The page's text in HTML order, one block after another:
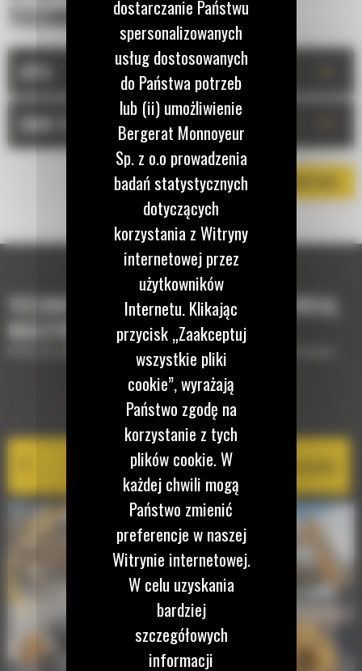
TECHNICZNA
DANE TECHNICZNE
POBIERZ BROSZURĘ
TECHNOLOGIE, KTÓRE UZUPEŁNIĄ TWOJĄ
MASZYNĘ
Krótki opis wyposażenia lub technologii potrzebnych do uzupełnienia maszyny
EQUIPMENT MANAGEMENT
Cat PL161 Attachment Locator
dostarczanie Państwu
spersonalizowanych
usług dostosowanych
do Państwa potrzeb
lub (ii) umożliwienie
Bergerat Monnoyeur
Sp. z o.o prowadzenia
badań statystycznych
dotyczących
korzystania z Witryny
internetowej przez
użytkowników
Internetu. Klikając
przycisk „Zaakceptuj
wszystkie pliki
cookie”, wyrażają
Państwo zgodę na
korzystanie z tych
plików cookie. W
każdej chwili mogą
Państwo zmienić
preferencje w naszej
Witrynie internetowej.
W celu uzyskania
bardziej
szczegółowych
informacji